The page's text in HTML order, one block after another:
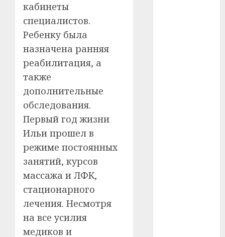
кабинеты
специалистов.
Ребенку была
назначена ранняя
реабилитация, а
также
дополнительные
обследования.
Первый год жизни
Ильи прошел в
режиме постоянных
занятий, курсов
массажа и ЛФК,
стационарного
лечения. Несмотря
на все усилия
медиков и